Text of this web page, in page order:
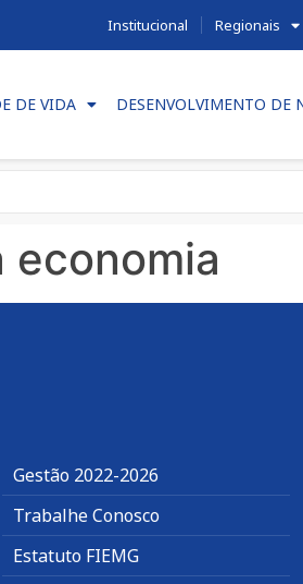
Institucional Regionais
DE VIDA DESENVOLVIMENTO DE
economia
Gestão 2022-2026
Trabalhe Conosco
Estatuto FIEMG